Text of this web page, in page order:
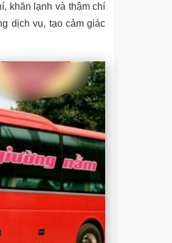
khăn lạnh và thậm chí
dịch vụ, tạo cảm giác